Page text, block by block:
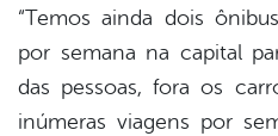
“Temos ainda dois
por semana na capital
das pessoas, fora os
inúmeras viagens por